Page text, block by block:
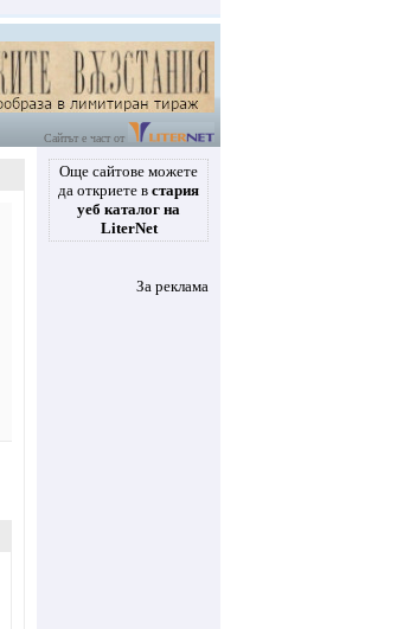
Сайтът е част от
Още сайтове можете
да откриете в стария
уеб каталог на
LiterNet
За реклама